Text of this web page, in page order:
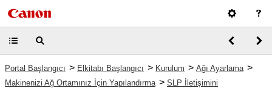
Portal Başlangıcı > Elkitabı Başlangıcı > Kurulum > Ağı Ayarlama >
Makinenizi Ağ Ortamınız İçin Yapılandırma > SLP İletişimini